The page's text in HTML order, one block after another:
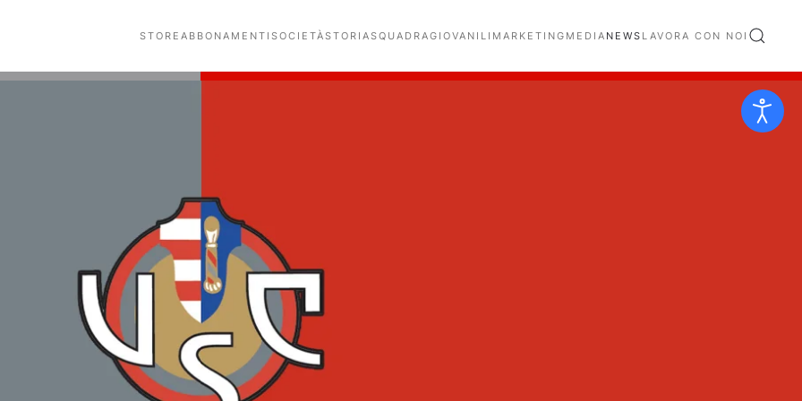
STORE ABBONAMENTI SOCIETÀSTORIASQUADRAGIOVANILI MARKETING MEDIA NEWS LAVORA CON NOI